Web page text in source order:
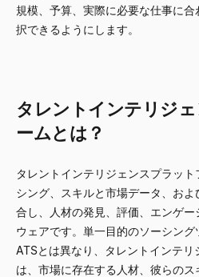
規模、予算、実際に必要な仕事に
択できるようにします。
タレントインテリジ
ームとは？
タレントインテリジェンスプラッ
シング、スキルと市場データ、お
合し、人材の発見、評価、エンゲ
ウェアです。単一目的のソーシン
ATSとは異なり、タレントインテ
は、市場に存在する人材、彼らの